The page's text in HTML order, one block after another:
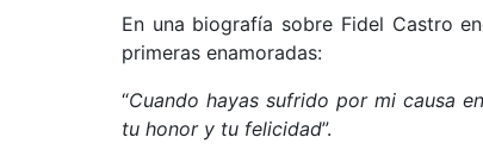
En una biografía sobre Fidel Castro
primeras enamoradas:
“Cuando hayas sufrido por mi causa
tu honor y tu felicidad”.